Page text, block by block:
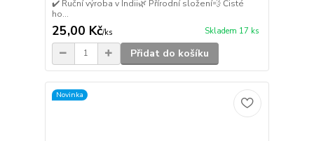
✔️ Ruční výroba v Indii🌿 Přírodní složení💨 Čisté
ho...
25,00 Kč/ks Skladem 17 ks
Přidat do košíku
Novinka